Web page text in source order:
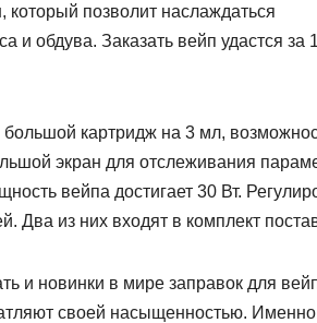
позволит наслаждаться
и обдува. Заказать вейп удастся за
большой картридж на 3 мл,
экран для отслеживания
вейпа достигает 30 Вт.
Два из них входят в комплект
и новинки в мире заправок для
своей насыщенностью. Именно